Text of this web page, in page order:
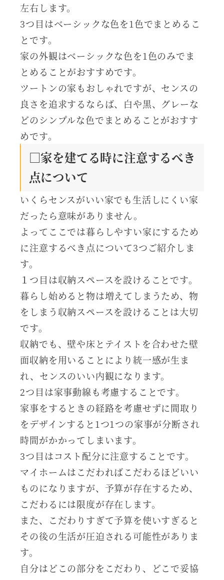
左右します。
3つ目はベーシックな色を1色でまとめるこ
とです。
家の外観はベーシックな色を1色のみでま
とめることがおすすめです。
ツートンの家もおしゃれですが、センスの
良さを追求するならば、白や黒、グレーな
どのシンプルな色でまとめることがおすす
めです。
□家を建てる時に注意するべき
点について
いくらセンスがいい家でも生活しにくい家
だったら意味がありません。
よってここでは暮らしやすい家にするため
に注意するべき点について3つご紹介しま
す。
１つ目は収納スペースを設けることです。
暮らし始めると物は増えてしまうため、物
をしまう収納スペースを設けることは大切
です。
収納でも、壁や床とテイストを合わせた壁
面収納を用いることにより統一感が生ま
れ、センスのいい内観になります。
2つ目は家事動線も考慮することです。
家事をするときの経路を考慮せずに間取り
をデザインすると1つ1つの家事が分断され
時間がかかってしまいます。
3つ目はコスト配分に注意することです。
マイホームはこだわればこだわるほどいい
ものになりますが、予算が存在するため、
こだわるには限度が存在します。
また、こだわりすぎて予算を使いすぎると
その後の生活が圧迫される可能性がありま
す。
自分はどこの部分をこだわり、どこで妥協